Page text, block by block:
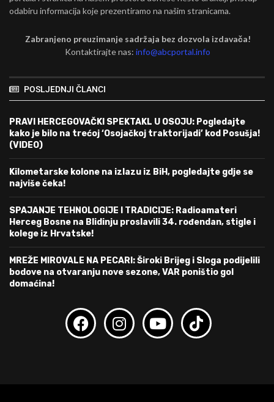
odabiru informacija koje prezentiramo na našim stranicama.
Zabranjeno preuzimanje sadržaja bez dozvola izdavača!
Kontaktirajte nas:info@abcportal.info
POSLJEDNJI ČLANCI
PRAVI HERCEGOVAČKI SPEKTAKL U OSOJU: Pogledajte
kako je bilo na trećoj ‘Osojačkoj traktorijadi’ kod Posušja!
(VIDEO)
Kilometarske kolone na izlazu iz BiH, pogledajte gdje se
najviše čeka!
SPAJANJE TEHNOLOGIJE I TRADICIJE: Radioamateri
Herceg Bosne na Blidinju proslavili 34. rođendan, stigle i
kolege iz Hrvatske!
MREŽE MIROVALE NA PECARI: Široki Brijeg i Sloga podijelili
bodove na otvaranju nove sezone, VAR poništio gol
domaćina!